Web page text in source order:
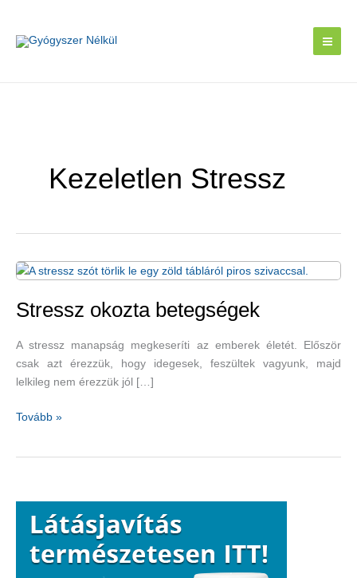
content
Kezeletlen Stressz
Stressz okozta betegségek
A stressz manapság megkeseríti az emberek életét. Először
csak azt érezzük, hogy idegesek, feszültek vagyunk, majd
lelkileg nem érezzük jól […]
Stressz
Tovább »